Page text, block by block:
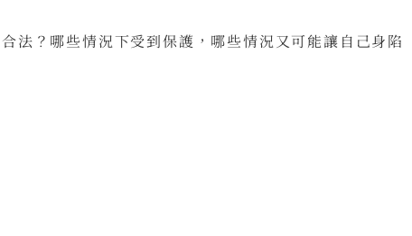
法？哪些情況下受到保護，哪些情況又可能讓自己身陷